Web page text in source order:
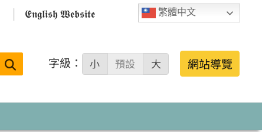
繁體中文
𝕰𝖓𝖌𝖑𝖎𝖘𝖍 𝖂𝖊𝖇𝖘𝖎𝖙𝖊
搜
字級： 小 預設 大 網站導覽